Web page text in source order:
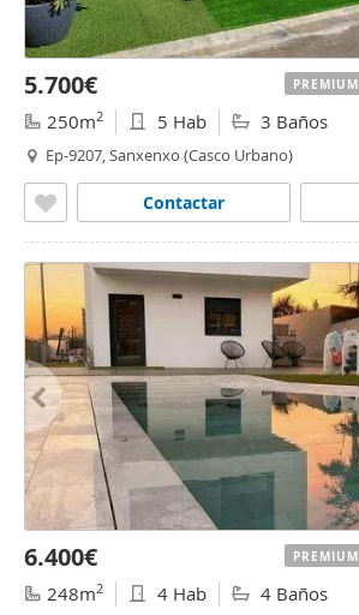
5.700€
250m2 5 Hab 3 Baños
Ep-9207, Sanxenxo (Casco Urbano)
Contactar
PREMIUM
6.400€
248m2 4 Hab 4 Baños
PREMIUM